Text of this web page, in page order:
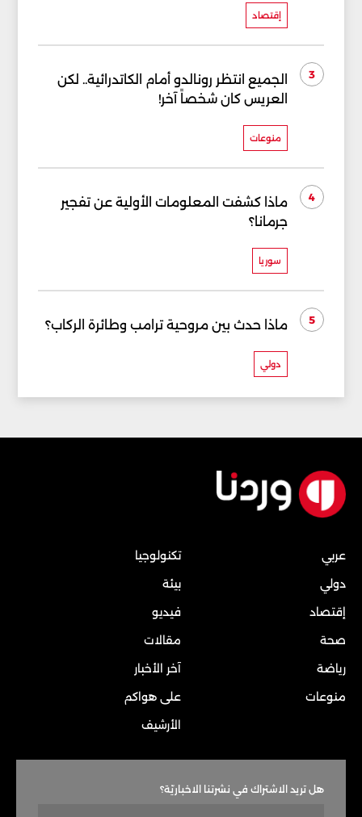
إقتصاد
3
الجميع انتظر رونالدو أمام الكاتدرائية.. لكن
العريس كان شخصاً آخر!
منوعات
4
ماذا كشفت المعلومات الأولية عن تفجير
جرمانا؟
سوريا
5 ماذا حدث بين مروحية ترامب وطائرة الركاب؟
دولي
عربي
دولي
إقتصاد
صحة
رياضة
منوعات
تكنولوجيا
بيئة
فيديو
مقالات
آخر الأخبار
على هواكم
الأرشيف
هل تريد الاشتراك في نشرتنا الاخباريّة؟